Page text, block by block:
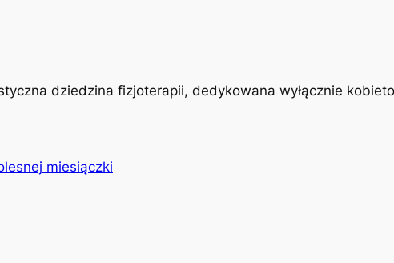
dziedzina fizjoterapii, dedykowana wyłącznie